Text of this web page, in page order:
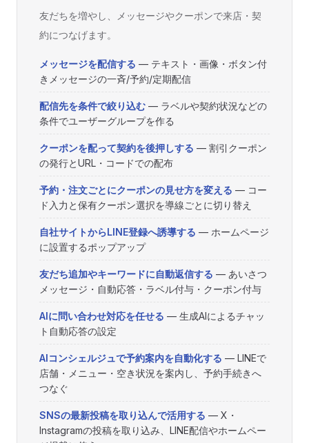
友だちを増やし、メッセージやクーポンで来店・契
約につなげます。
メッセージを配信する — テキスト・画像・ボタン付
きメッセージの一斉/予約/定期配信
配信先を条件で絞り込む — ラベルや契約状況などの
条件でユーザーグループを作る
クーポンを配って契約を後押しする — 割引クーポン
の発行とURL・コードでの配布
予約・注文ごとにクーポンの見せ方を変える — コー
ド入力と保有クーポン選択を導線ごとに切り替え
自社サイトからLINE登録へ誘導する — ホームページ
に設置するポップアップ
友だち追加やキーワードに自動返信する — あいさつ
メッセージ・自動応答・ラベル付与・クーポン付与
AIに問い合わせ対応を任せる — 生成AIによるチャッ
ト自動応答の設定
AIコンシェルジュで予約案内を自動化する — LINEで
店舗・メニュー・空き状況を案内し、予約手続きへ
つなぐ
SNSの最新投稿を取り込んで活用する — X・
Instagramの投稿を取り込み、LINE配信やホームペー